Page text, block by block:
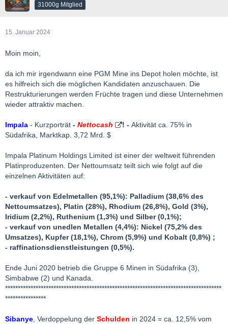
31000g Mitglied
15. Januar 2024
Moin moin,
da ich mir irgendwann eine PGM Mine ins Depot holen möchte, ist
es hilfreich sich die möglichen Kandidaten anzuschauen. Die
Restrukturierungen werden Früchte tragen und diese Unternehmen
wieder attraktiv machen.
Impala - Kurzporträt - Nettocash ! - Aktivität ca. 75% in
Südafrika, Marktkap. 3,72 Mrd. $
Impala Platinum Holdings Limited ist einer der weltweit führenden
Platinproduzenten. Der Nettoumsatz teilt sich wie folgt auf die
einzelnen Aktivitäten auf:
- verkauf von Edelmetallen (95,1%): Palladium (38,6% des
Nettoumsatzes), Platin (28%), Rhodium (26,8%), Gold (3%),
Iridium (2,2%), Ruthenium (1,3%) und Silber (0,1%);
- verkauf von unedlen Metallen (4,4%): Nickel (75,2% des
Umsatzes), Kupfer (18,1%), Chrom (5,9%) und Kobalt (0,8%) ;
- raffinationsdienstleistungen (0,5%).
Ende Juni 2020 betrieb die Gruppe 6 Minen in Südafrika (3),
Simbabwe (2) und Kanada.
*************************************************************************************
****************
Sibanye , Verdoppelung der Schulden in 2024 = ca. 12,5% vom